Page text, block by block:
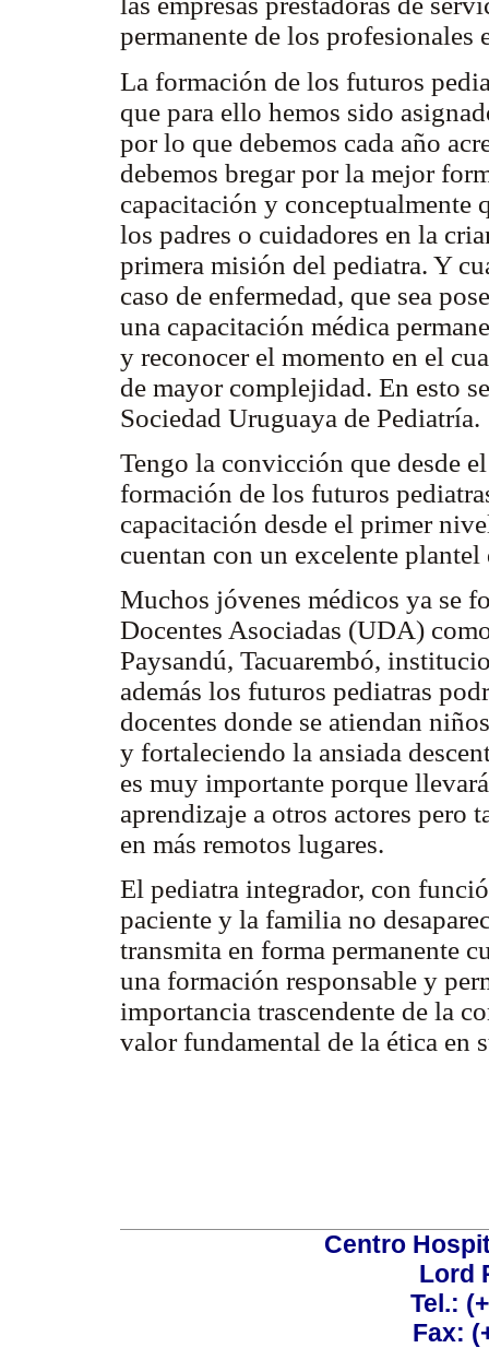
permanente de los
La formación de los futuros
que para ello hemos sido
por lo que debemos cada año
debemos bregar por la mejor
capacitación y conceptualmente
los padres o cuidadores en la
primera misión del pediatra. Y
caso de enfermedad, que sea
una capacitación médica
y reconocer el momento en el
de mayor complejidad. En esto
Sociedad Uruguaya de Pediatría.
Tengo la convicción que desde
formación de los futuros
capacitación desde el primer
cuentan con un excelente plantel
Muchos jóvenes médicos ya se
Docentes Asociadas (UDA)
Paysandú, Tacuarembó,
además los futuros pediatras
docentes donde se atiendan
y fortaleciendo la ansiada
es muy importante porque
aprendizaje a otros actores pero
en más remotos lugares.
El pediatra integrador, con
paciente y la familia no
transmita en forma permanente
una formación responsable y
importancia trascendente de la
valor fundamental de la ética en
Centro
Lord
Tel.:
Fax: